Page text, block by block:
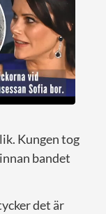
Kungen tog
bandet
det är